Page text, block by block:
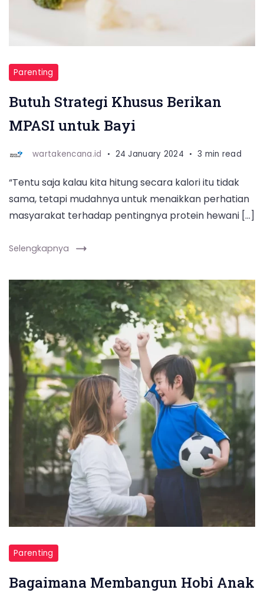
Parenting
Butuh Strategi Khusus Berikan
MPASI untuk Bayi
wartakencana.id 24 January 2024 3 min read
“Tentu saja kalau kita hitung secara kalori itu tidak
sama, tetapi mudahnya untuk menaikkan perhatian
masyarakat terhadap pentingnya protein hewani […]
Selengkapnya
Parenting
Bagaimana Membangun Hobi Anak